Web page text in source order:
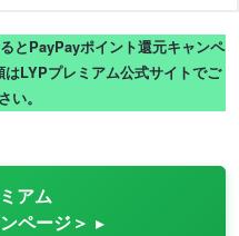
とPayPayポイント還元キャンペ
LYPプレミアム公式サイトでご
い。
アム
ページ＞